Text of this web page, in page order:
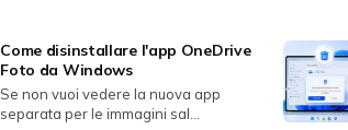
Come disinstallare l'app OneDrive
Foto da Windows
Se non vuoi vedere la nuova app
separata per le immagini sal...